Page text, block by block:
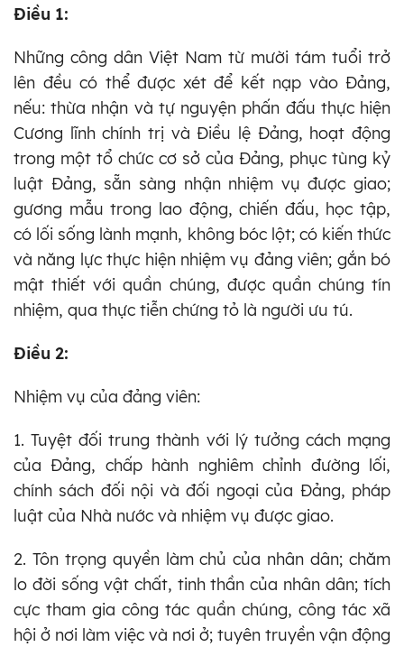
Điều 1:
Những công dân Việt Nam từ mười tám tuổi trở
lên đều có thể được xét để kết nạp vào Đảng,
nếu: thừa nhận và tự nguyện phấn đấu thực hiện
Cương lĩnh chính trị và Điều lệ Đảng, hoạt động
trong một tổ chức cơ sở của Đảng, phục tùng kỷ
luật Đảng, sẵn sàng nhận nhiệm vụ được giao;
gương mẫu trong lao động, chiến đấu, học tập,
có lối sống lành mạnh, không bóc lột; có kiến thức
và năng lực thực hiện nhiệm vụ đảng viên; gắn bó
mật thiết với quần chúng, được quần chúng tín
nhiệm, qua thực tiễn chứng tỏ là người ưu tú.
Điều 2:
Nhiệm vụ của đảng viên:
1. Tuyệt đối trung thành với lý tưởng cách mạng
của Đảng, chấp hành nghiêm chỉnh đường lối,
chính sách đối nội và đối ngoại của Đảng, pháp
luật của Nhà nước và nhiệm vụ được giao.
2. Tôn trọng quyền làm chủ của nhân dân; chăm
lo đời sống vật chất, tinh thần của nhân dân; tích
cực tham gia công tác quần chúng, công tác xã
hội ở nơi làm việc và nơi ở; tuyên truyền vận động